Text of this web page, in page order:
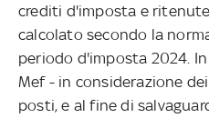
crediti d'imposta e
calcolato secondo la
periodo d'imposta 2024.
Mef - in considerazione
posti, e al fine di